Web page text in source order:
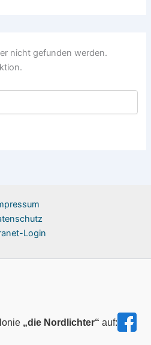
nicht gefunden werden.
Login
„die Nordlichter“ auf: